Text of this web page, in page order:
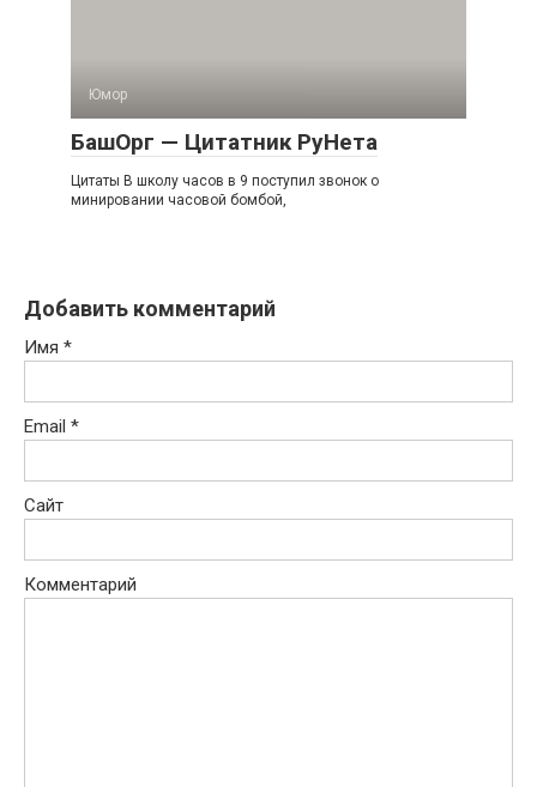
Юмор
БашОрг — Цитатник РуНета
Цитаты В школу часов в 9 поступил звонок о
минировании часовой бомбой,
Добавить комментарий
Имя *
Email *
Сайт
Комментарий